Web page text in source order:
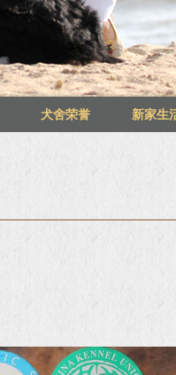
犬舍荣誉 新家生